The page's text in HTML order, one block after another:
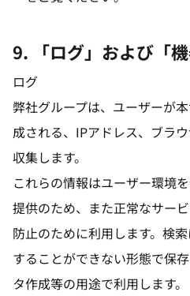
9. 「ログ」および「
ログ
弊社グループは、ユーザーが
成される、IPアドレス、ブラ
収集します。
これらの情報はユーザー環境
提供のため、また正常なサー
防止のために利用します。検
することができない形態で保
タ作成等の用途で利用します。